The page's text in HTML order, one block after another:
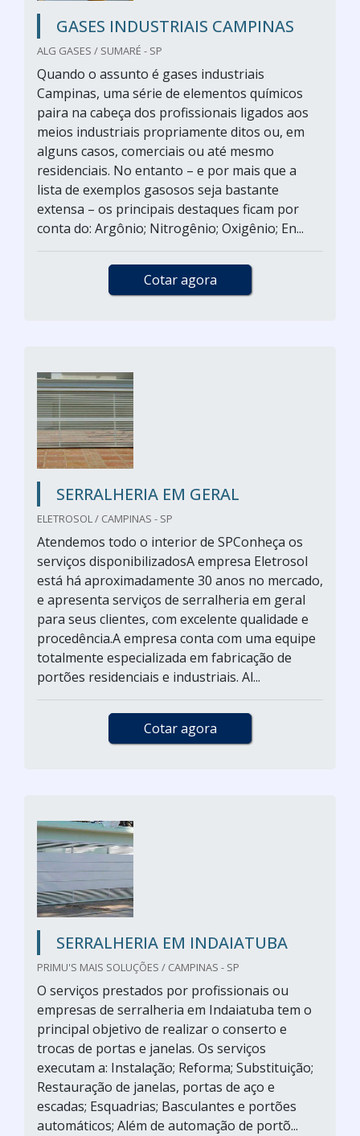
GASES INDUSTRIAIS CAMPINAS
ALG GASES / SUMARÉ - SP
Quando o assunto é gases industriais
Campinas, uma série de elementos químicos
paira na cabeça dos profissionais ligados aos
meios industriais propriamente ditos ou, em
alguns casos, comerciais ou até mesmo
residenciais. No entanto – e por mais que a
lista de exemplos gasosos seja bastante
extensa – os principais destaques ficam por
conta do: Argônio; Nitrogênio; Oxigênio; En...
Cotar agora
SERRALHERIA EM GERAL
ELETROSOL / CAMPINAS - SP
Atendemos todo o interior de SPConheça os
serviços disponibilizadosA empresa Eletrosol
está há aproximadamente 30 anos no mercado,
e apresenta serviços de serralheria em geral
para seus clientes, com excelente qualidade e
procedência.A empresa conta com uma equipe
totalmente especializada em fabricação de
portões residenciais e industriais. Al...
Cotar agora
SERRALHERIA EM INDAIATUBA
PRIMU'S MAIS SOLUÇÕES / CAMPINAS - SP
O serviços prestados por profissionais ou
empresas de serralheria em Indaiatuba tem o
principal objetivo de realizar o conserto e
trocas de portas e janelas. Os serviços
executam a: Instalação; Reforma; Substituição;
Restauração de janelas, portas de aço e
escadas; Esquadrias; Basculantes e portões
automáticos; Além de automação de portõ...